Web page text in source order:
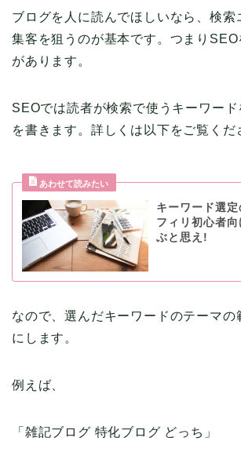
ブログを人に読んでほしいなら、検索
集客を狙うのが基本です。つまり
があります。
SEOでは読者が検索で使うキーワー
を書きます。詳しくは以下をご覧くだ
キーワード選
フィリ初心者
ぶと思え!
なので、選んだキーワードのテーマの
にします。
例えば、
「雑記ブログ 特化ブログ どっち」